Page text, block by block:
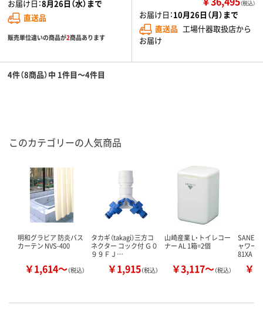
お届け日：8月26日（水）まで
直送品
販売単位違いの商品が2商品あります
（税込）
お届け日：10月26日（月）まで
直送品 工場什器取扱店から
お届け
4件（8商品）中 1件目～4件目
このカテゴリーの人気商品
明和グラビア 防炎バス
カーテン NVS-400
￥1,614～（税込）
タカギ（takagi）三方コ
ネクター コック付 Ｇ０
９９ＦＪ…
￥1,915（税込）
山崎産業 L・トイレコー
ナー AL 1箱=2個
￥3,117～（税込）
SANEI
ャワー
81XA
￥